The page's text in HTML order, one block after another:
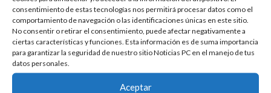
consentimiento de estas tecnologías nos permitirá procesar datos como el
comportamiento de navegación o las identificaciones únicas en este sitio.
No consentir o retirar el consentimiento, puede afectar negativamente a
ciertas características y funciones. Esta información es de suma importancia
para garantizar la seguridad de nuestro sitio Noticias PC en el manejo de tus
datos personales.
Aceptar
Una Tras Otra | Colosio va por Sonora, Adrián por Nuevo
León
Tamaulipas sigue impulsando una agenda de
infraestructura con sentido humanista